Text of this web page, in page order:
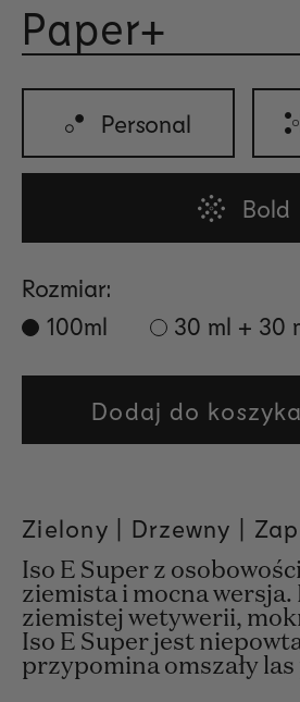
Paper+
Personal
Bold
Rozmiar:
100ml
30 ml + 30
Dodaj do koszyka
Zielony | Drzewny |
Iso E Super z
ziemista i mocna wersja.
ziemistej wetywerii,
Iso E Super jest
przypomina omszały